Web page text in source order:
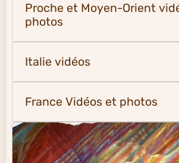
Proche et Moyen-Orient
photos
Italie vidéos
France Vidéos et photos